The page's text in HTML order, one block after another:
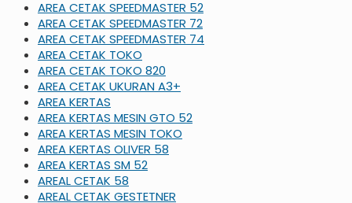
AREA CETAK SPEEDMASTER 52
AREA CETAK SPEEDMASTER 72
AREA CETAK SPEEDMASTER 74
AREA CETAK TOKO
AREA CETAK TOKO 820
AREA CETAK UKURAN A3+
AREA KERTAS
AREA KERTAS MESIN GTO 52
AREA KERTAS MESIN TOKO
AREA KERTAS OLIVER 58
AREA KERTAS SM 52
AREAL CETAK 58
AREAL CETAK GESTETNER